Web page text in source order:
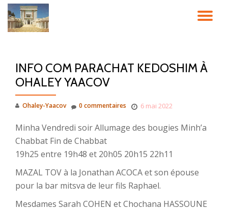
Aller
INFO COM PARACHAT KEDOSHIM À
OHALEY YAACOV
Ohaley-Yaacov 6 mai 2022
0 commentaires
Minha Vendredi soir Allumage des bougies Minh’a
Chabbat Fin de Chabbat
19h25 entre 19h48 et 20h05 20h15 22h11
MAZAL TOV à la Jonathan ACOCA et son épouse
pour la bar mitsva de leur fils Raphael.
Mesdames Sarah COHEN et Chochana HASSOUNE